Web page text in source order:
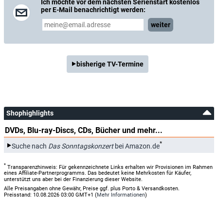
Ich möchte vor dem nächsten Serienstart kostenlos
per E-Mail benachrichtigt werden:
weiter
bisherige TV-Termine
Shophighlights
DVDs, Blu-ray-Discs, CDs, Bücher und mehr...
Suche nach Das Sonntagskonzertbei Amazon.de*
* Transparenzhinweis: Für gekennzeichnete Links erhalten wir Provisionen im Rahmen
eines Affiliate-Partnerprogramms. Das bedeutet keine Mehrkosten für Käufer,
unterstützt uns aber bei der Finanzierung dieser Website.
Alle Preisangaben ohne Gewähr, Preise ggf. plus Porto & Versandkosten.
Preisstand: 10.08.2026 03:00 GMT+1 (Mehr Informationen)